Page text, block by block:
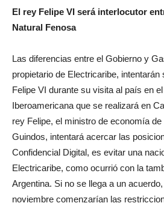
El rey Felipe VI será interlocutor
Natural Fenosa
Las diferencias entre el Gobierno y
propietario de Electricaribe,
Felipe VI durante su visita al país en
Iberoamericana que se realizará en
rey Felipe, el ministro de economía
Guindos, intentará acercar las
Confidencial Digital, es evitar una
Electricaribe, como ocurrió con la
Argentina. Si no se llega a un
noviembre comenzarían las